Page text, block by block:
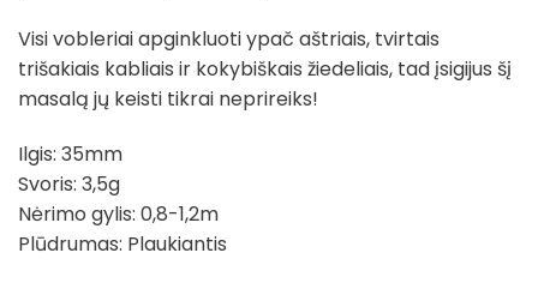
Visi vobleriai apginkluoti ypač aštriais, tvirtais
trišakiais kabliais ir kokybiškais žiedeliais, tad įsigijus šį
masalą jų keisti tikrai neprireiks!
Ilgis: 35mm
Svoris: 3,5g
Nėrimo gylis: 0,8-1,2m
Plūdrumas: Plaukiantis